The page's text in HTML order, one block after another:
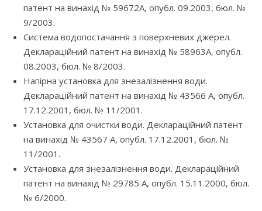
патент на винахід № 59672А, опубл. 09.2003, бюл. №
9/2003.
Система водопостачання з поверхневих джерел.
Деклараційний патент на винахід № 58963А, опубл.
08.2003, бюл. № 8/2003.
Напірна установка для знезалізнення води.
Деклараційний патент на винахід № 43566 А, опубл.
17.12.2001, бюл. № 11/2001.
Установка для очистки води. Деклараційний патент
на винахід № 43567 А, опубл. 17.12.2001, бюл. №
11/2001.
Установка для знезалізнення води. Деклараційний
патент на винахід № 29785 А, опубл. 15.11.2000, бюл.
№ 6/2000.